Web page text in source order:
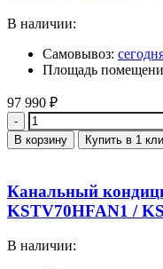
В наличии:
Самовывоз:
Площадь
97 990 ₽
Количество
В корзину Купить в 1
Канальный
KSTV70HFAN1 /
В наличии: